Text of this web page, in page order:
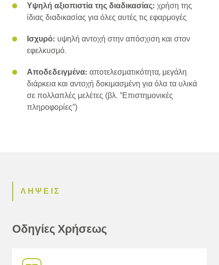
Υψηλή αξιοπιστία της διαδικασίας: χρήση της
ίδιας διαδικασίας για όλες αυτές τις εφαρμογές
Ισχυρό: υψηλή αντοχή στην απόσχιση και στον
εφελκυσμό.
Αποδεδειγμένα: αποτελεσματικότητα, μεγάλη
διάρκεια και αντοχή δοκιμασμένη για όλα τα υλικά
σε πολλαπλές μελέτες (βλ. "Επιστημονικές
πληροφορίες")
ΛΗΨΕΙΣ
Οδηγίες Χρήσεως